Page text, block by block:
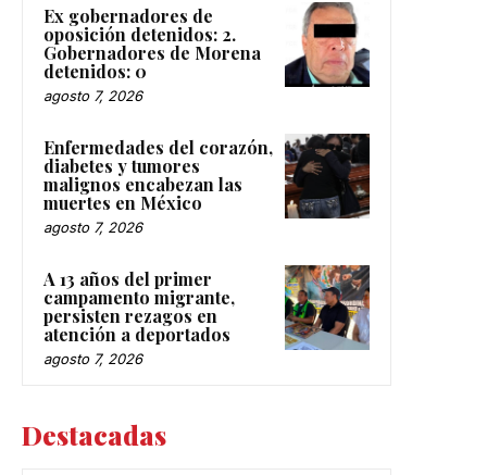
Ex gobernadores de
oposición detenidos: 2.
Gobernadores de Morena
detenidos: 0
agosto 7, 2026
Enfermedades del corazón,
diabetes y tumores
malignos encabezan las
muertes en México
agosto 7, 2026
A 13 años del primer
campamento migrante,
persisten rezagos en
atención a deportados
agosto 7, 2026
Destacadas